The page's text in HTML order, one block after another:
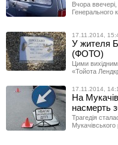
Вчора
Генерального
17.11.2014,
У жителя
(ФОТО)
Цими
«Тойота
17.11.2014,
На
насмерть
Трагедія
Мукачівського